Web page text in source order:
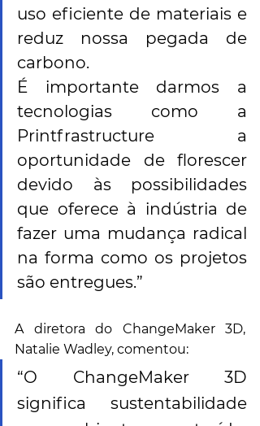
uso eficiente de materiais e
reduz nossa pegada de
carbono.
É importante darmos a
tecnologias como a
Printfrastructure a
oportunidade de florescer
devido às possibilidades
que oferece à indústria de
fazer uma mudança radical
na forma como os projetos
são entregues.”
A diretora do ChangeMaker 3D,
Natalie Wadley, comentou:
“O ChangeMaker 3D
significa sustentabilidade